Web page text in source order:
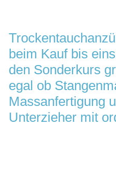
beim Kauf bis
den Sonderkurs
egal ob
Massanfertigung
Unterzieher mit